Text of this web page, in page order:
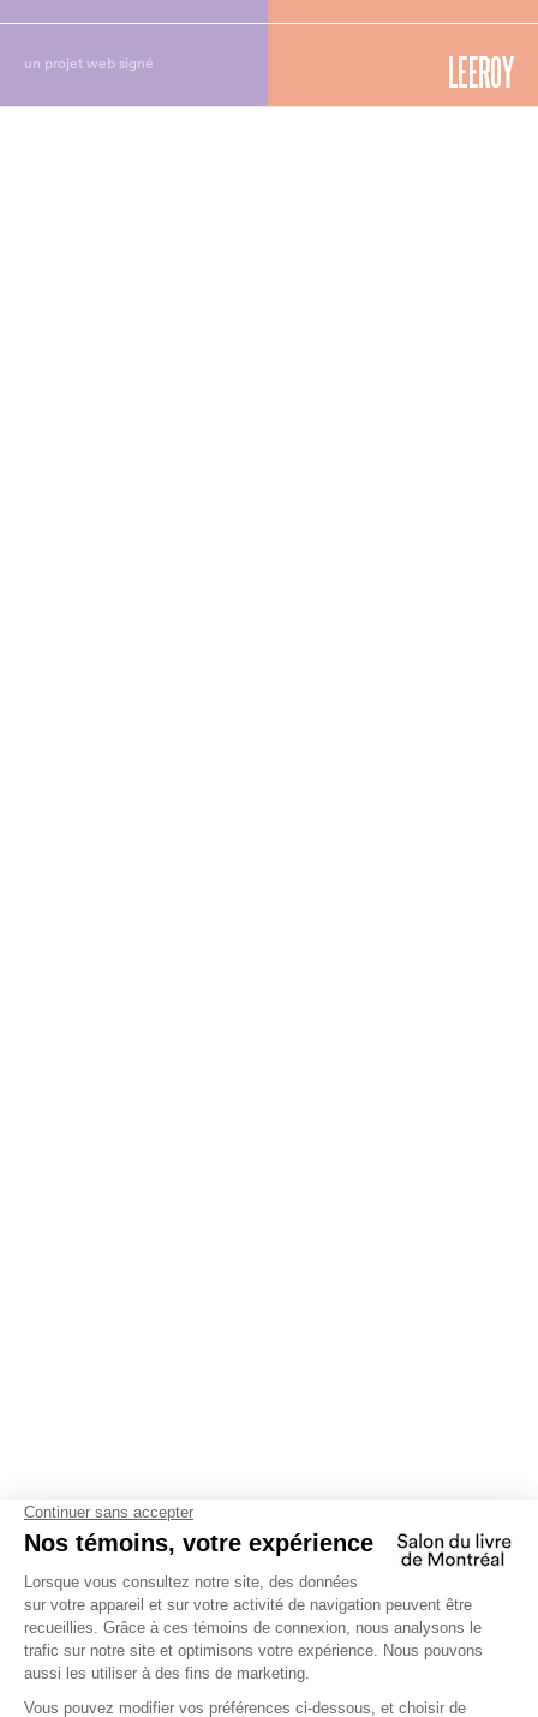
un projet web signé